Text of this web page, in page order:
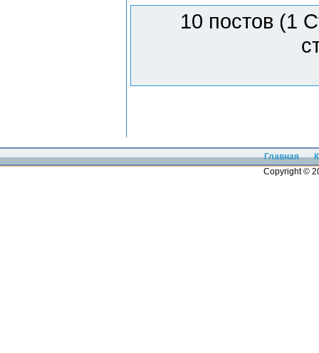
10 постов (1
Главная
Copyright ©